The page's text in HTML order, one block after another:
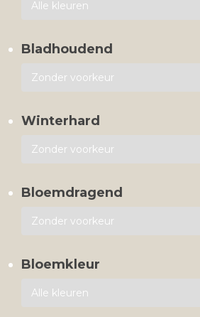
Bladhoudend
Winterhard
Bloemdragend
Bloemkleur